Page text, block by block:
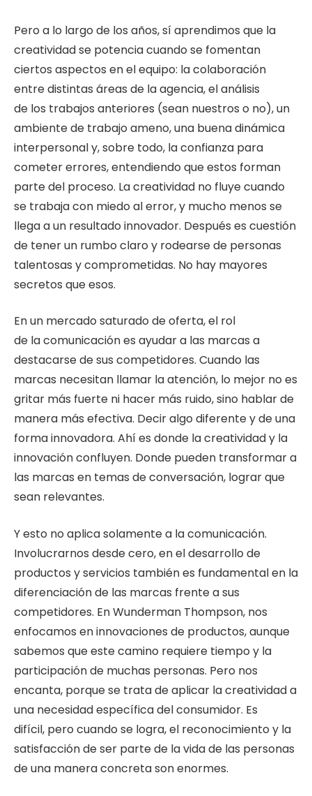
Pero a lo largo de los años, sí aprendimos que la
creatividad se potencia cuando se fomentan
ciertos aspectos en el equipo: la colaboración
entre distintas áreas de la agencia, el análisis
de los trabajos anteriores (sean nuestros o no), un
ambiente de trabajo ameno, una buena dinámica
interpersonal y, sobre todo, la confianza para
cometer errores, entendiendo que estos forman
parte del proceso. La creatividad no fluye cuando
se trabaja con miedo al error, y mucho menos se
llega a un resultado innovador. Después es cuestión
de tener un rumbo claro y rodearse de personas
talentosas y comprometidas. No hay mayores
secretos que esos.
En un mercado saturado de oferta, el rol
de la comunicación es ayudar a las marcas a
destacarse de sus competidores. Cuando las
marcas necesitan llamar la atención, lo mejor no es
gritar más fuerte ni hacer más ruido, sino hablar de
manera más efectiva. Decir algo diferente y de una
forma innovadora. Ahí es donde la creatividad y la
innovación confluyen. Donde pueden transformar a
las marcas en temas de conversación, lograr que
sean relevantes.
Y esto no aplica solamente a la comunicación.
Involucrarnos desde cero, en el desarrollo de
productos y servicios también es fundamental en la
diferenciación de las marcas frente a sus
competidores. En Wunderman Thompson, nos
enfocamos en innovaciones de productos, aunque
sabemos que este camino requiere tiempo y la
participación de muchas personas. Pero nos
encanta, porque se trata de aplicar la creatividad a
una necesidad específica del consumidor. Es
difícil, pero cuando se logra, el reconocimiento y la
satisfacción de ser parte de la vida de las personas
de una manera concreta son enormes.